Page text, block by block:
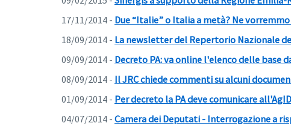
17/11/2014 - Due “Italie” o Italia a metà? Ne
18/09/2014 - La newsletter del Repertorio Nazionale
09/09/2014 - Decreto PA: va online l'elenco delle base
08/09/2014 - Il JRC chiede commenti su alcuni
01/09/2014 - Per decreto la PA deve comunicare
04/07/2014 - Camera dei Deputati - Interrogazione a